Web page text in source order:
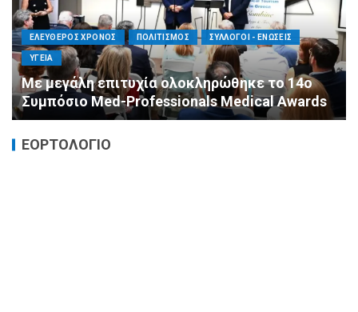
ΕΛΕΥΘΕΡΟΣ ΧΡΟΝΟΣ ΟΙΚΟΝΟΜΙΑ ΥΓΕΙΑ
Καταστροφικές δαπάνες υγείας και η
αντιμετώπισή τους
ΕΟΡΤΟΛΟΓΙΟ